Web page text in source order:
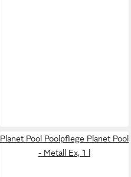
Planet Pool Poolpflege Planet Pool
- Metall Ex, 1 l